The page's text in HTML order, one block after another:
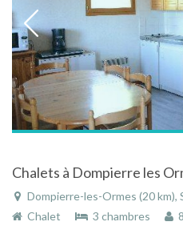
Dompierre-les-Ormes (20 km), Saône-et-Loire,
Chalet
3 chambres